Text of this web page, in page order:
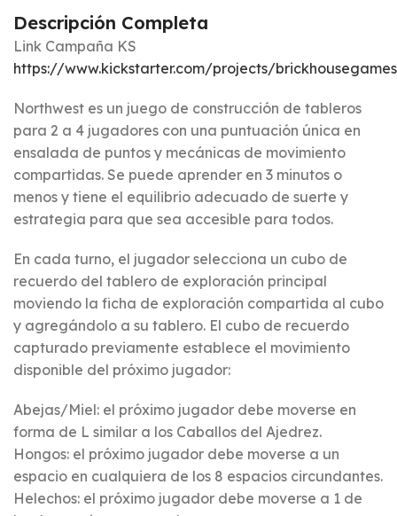
Descripción Completa
Link Campaña KS
https://www.kickstarter.com/projects/
Northwest es un juego de construcción de tableros
para 2 a 4 jugadores con una puntuación única en
ensalada de puntos y mecánicas de movimiento
compartidas. Se puede aprender en 3 minutos o
menos y tiene el equilibrio adecuado de suerte y
estrategia para que sea accesible para todos.
En cada turno, el jugador selecciona un cubo de
recuerdo del tablero de exploración principal
moviendo la ficha de exploración compartida al cubo
y agregándolo a su tablero. El cubo de recuerdo
capturado previamente establece el movimiento
disponible del próximo jugador:
Abejas/Miel: el próximo jugador debe moverse en
forma de L similar a los Caballos del Ajedrez.
Hongos: el próximo jugador debe moverse a un
espacio en cualquiera de los 8 espacios circundantes.
Helechos: el próximo jugador debe moverse a 1 de